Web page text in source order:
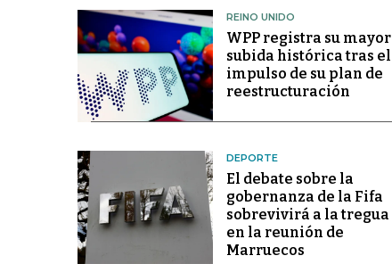
REINO UNIDO
WPP registra su mayor
subida histórica tras el
impulso de su plan de
reestructuración
DEPORTE
El debate sobre la
gobernanza de la Fifa
sobrevivirá a la tregua
en la reunión de
Marruecos